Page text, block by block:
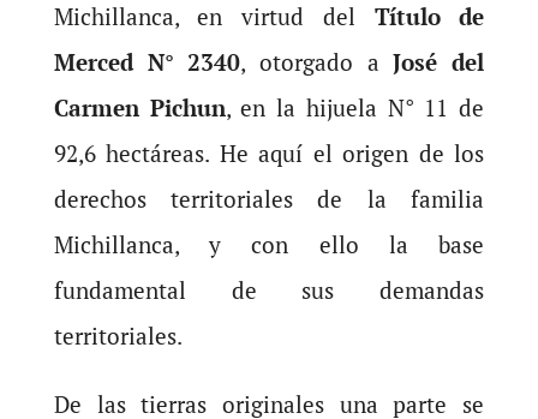
Michillanca, en virtud del Título de
Merced N° 2340, otorgado aJosé del
Carmen Pichun, en la hijuela N° 11 de
92,6 hectáreas. He aquí el origen de los
derechos territoriales de la familia
Michillanca, y con ello la base
fundamental de sus demandas
territoriales.
De las tierras originales una parte se